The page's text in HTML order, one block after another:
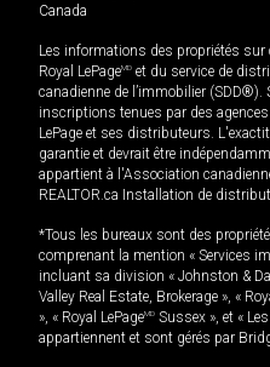
Canada
Les informations des propriétés
Royal LePageMD et du service de
canadienne de l’immobilier (SDD®).
inscriptions tenues par des
LePage et ses distributeurs.
garantie et devrait être
appartient à l'Association
REALTOR.ca Installation de
*Tous les bureaux sont des
comprenant la mention « Services
incluant sa division « Johnston &
Valley Real Estate, Brokerage », «
», « Royal LePageMD Sussex », et «
appartiennent et sont gérés par